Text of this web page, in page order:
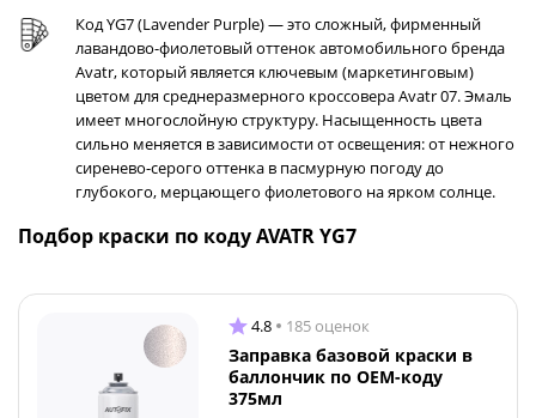
Код YG7 (Lavender Purple) — это сложный, фирменный
лавандово-фиолетовый оттенок автомобильного бренда
Avatr, который является ключевым (маркетинговым)
цветом для среднеразмерного кроссовера Avatr 07. Эмаль
имеет многослойную структуру. Насыщенность цвета
сильно меняется в зависимости от освещения: от нежного
сиренево-серого оттенка в пасмурную погоду до
глубокого, мерцающего фиолетового на ярком солнце.
Подбор краски по коду AVATR YG7
4.8 185 оценок
Заправка базовой краски в
баллончик по OEM-коду
375мл